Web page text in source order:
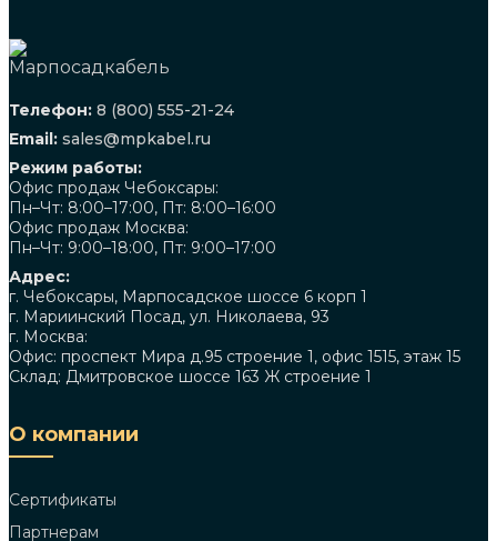
Телефон: 8 (800) 555-21-24
Email: sales@mpkabel.ru
Режим работы:
Офис продаж Чебоксары:
Пн–Чт: 8:00–17:00, Пт: 8:00–16:00
Офис продаж Москва:
Пн–Чт: 9:00–18:00, Пт: 9:00–17:00
Адрес:
г. Чебоксары, Марпосадское шоссе 6 корп 1
г. Мариинский Посад, ул. Николаева, 93
г. Москва:
Офис: проспект Мира д.95 строение 1, офис 1515, этаж 15
Склад: Дмитровское шоссе 163 Ж строение 1
О компании
Сертификаты
Партнерам